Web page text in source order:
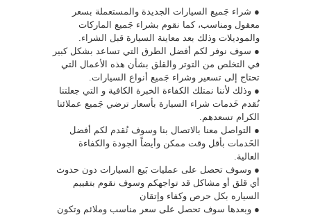
● شراء جَميع السيارات الجديدة والمستعملة بسعر
معقول ومناسب، كما نقوم بشراء جَميع الماركات
والموديلات وذلك بعد معاينة السيارة قبل الشراء.
● سوف نوفر لكم أفضل الطرق التي تساعد بشكل كبير
في التخلص من التوتر والقلق بشأن هذه الأعمال التي
تحتاج إلى تسعير وشراء جَميع أنواع السيارات.
● وذلك لأننا نمتلك الكفاءة الخبرة الكافية و التي جعلتنا
نُقدم خَدمات شراء السيارة بأسعار ترضي جَميع عملائنا
الكرام تسعدهم.
● التواصل معنا بالاتصال بنا وسوف نُقدم لكم أفضل
الخَدمات بأقل وقت ممكن وأيضاً الجودة والكفاءة
العالية.
● وسوف تحصل على عمليات بَيع السيارات دون حدوث
أي قلق أو مشاكل قد تواجهكم وسوف نقوم بتقييم
السياره بكل حرص وكفاء وإتقان
● وبعدها سوف تحصل على سعر مناسب وملائم وتكون